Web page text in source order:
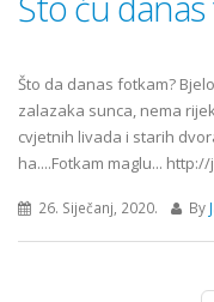
Što da danas fotkam?
zalazaka sunca, nema
cvjetnih livada i starih
ha....Fotkam maglu...
26. Siječanj, 2020. By